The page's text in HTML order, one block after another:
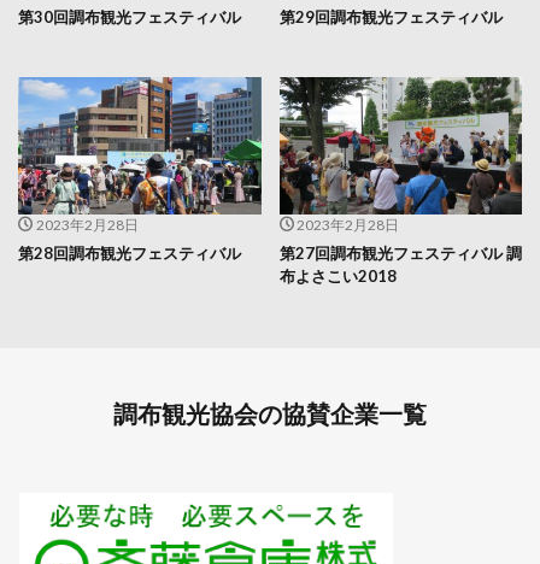
第30回調布観光フェスティバル 第29回調布観光フェスティバル
2023年2月28日
第28回調布観光フェスティバル
2023年2月28日
第27回調布観光フェスティバル 調
布よさこい2018
調布観光協会の協賛企業一覧